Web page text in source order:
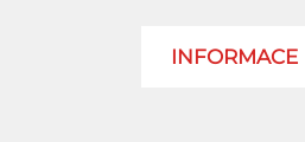
INFORMACE